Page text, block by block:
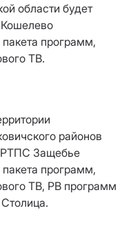
области будет
программ,
ТВ.
районов
Защебье
программ,
ТВ, РВ программ